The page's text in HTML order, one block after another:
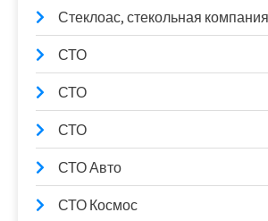
Стеклоас, стекольная компания
СТО
СТО
СТО
СТО Авто
СТО Космос